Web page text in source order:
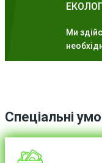
Ми
Спеціальні